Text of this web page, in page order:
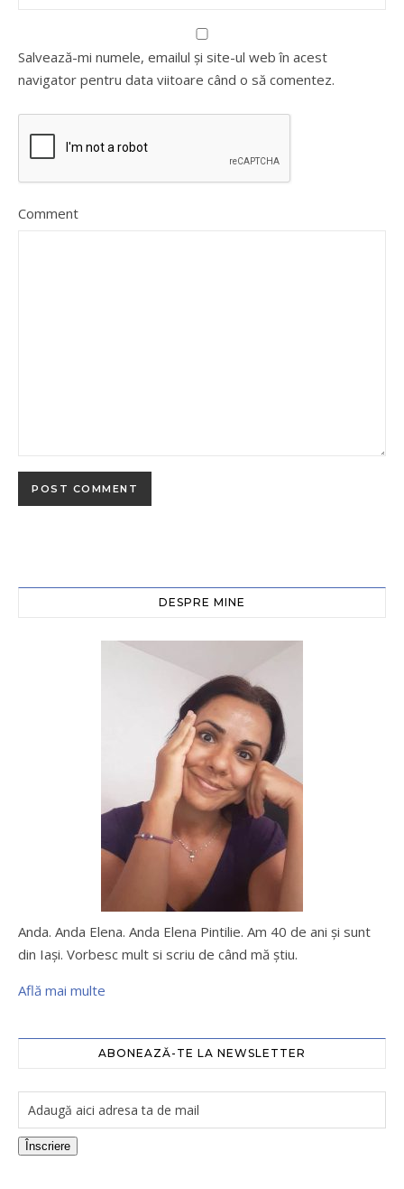
Salvează-mi numele, emailul și site-ul web în acest
navigator pentru data viitoare când o să comentez.
Comment
DESPRE MINE
Anda. Anda Elena. Anda Elena Pintilie. Am 40 de ani şi sunt
din Iaşi. Vorbesc mult si scriu de când mă ştiu.
Află mai multe
ABONEAZĂ-TE LA NEWSLETTER
Înscriere